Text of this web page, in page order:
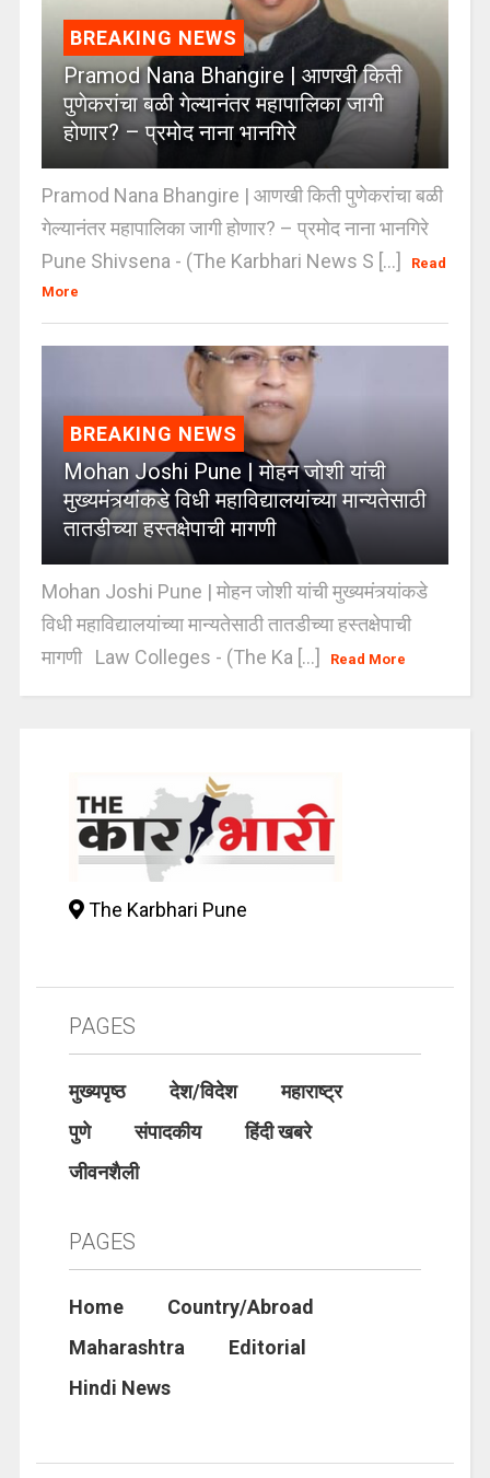
BREAKING NEWS
Pramod Nana Bhangire | आणखी किती
पुणेकरांचा बळी गेल्यानंतर महापालिका जागी
होणार? – प्रमोद नाना भानगिरे
Pramod Nana Bhangire | आणखी किती पुणेकरांचा बळी
गेल्यानंतर महापालिका जागी होणार? – प्रमोद नाना भानगिरे
Pune Shivsena - (The Karbhari News S [...]
Read
More
BREAKING NEWS
Mohan Joshi Pune | मोहन जोशी यांची
मुख्यमंत्र्यांकडे विधी महाविद्यालयांच्या मान्यतेसाठी
तातडीच्या हस्तक्षेपाची मागणी
Mohan Joshi Pune | मोहन जोशी यांची मुख्यमंत्र्यांकडे
विधी महाविद्यालयांच्या मान्यतेसाठी तातडीच्या हस्तक्षेपाची
मागणी Law Colleges - (The Ka [...]
Read More
The Karbhari Pune
PAGES
मुख्यपृष्ठ देश/विदेश
महाराष्ट्र
पुणे
संपादकीय
हिंदी खबरे
जीवनशैली
PAGES
Home
Country/Abroad
Maharashtra
Editorial
Hindi News